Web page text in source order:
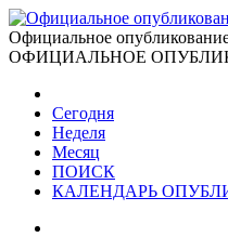
Официальное
ОФИЦИАЛЬНОЕ
Сегодня
Неделя
Месяц
ПОИСК
КАЛЕНДАРЬ